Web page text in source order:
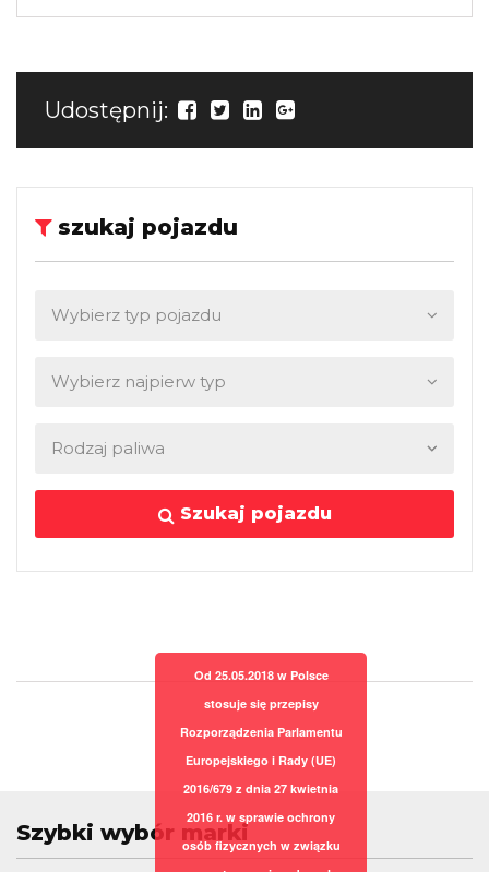
Udostępnij:
szukaj pojazdu
Szukaj pojazdu
Szybki wybór marki
Od 25.05.2018 w Polsce
stosuje się przepisy
Rozporządzenia Parlamentu
Europejskiego i Rady (UE)
2016/679 z dnia 27 kwietnia
2016 r. w sprawie ochrony
osób fizycznych w związku